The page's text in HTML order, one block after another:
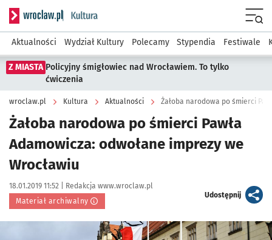
Serwis informacyjny wroclaw.pl podserwis: Kultura
Aktualności Wydział Kultury Polecamy Stypendia Festiwale
Z MIASTA Policyjny śmigłowiec nad Wrocławiem. To tylko
ćwiczenia
wroclaw.pl Kultura Aktualności
Żałoba narodowa po śmierci Pawła
Adamowicza: odwołane imprezy we
Wrocławiu
Data publikacji:
18.01.2019 11:52 | Autor:
Redakcja www.wroclaw.pl
Materiał archiwalny
Udostępnijartykuł
Kliknij, aby powiększyć